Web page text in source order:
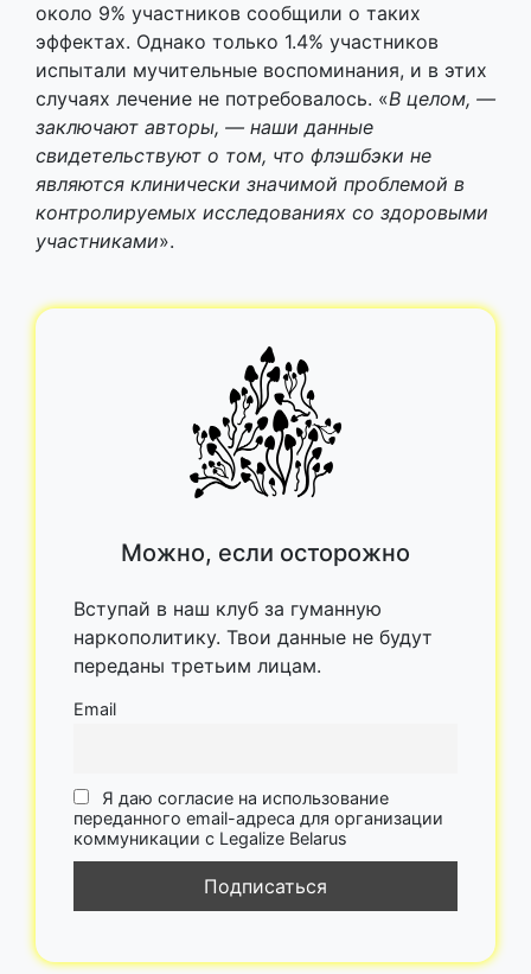
около 9% участников сообщили о таких
эффектах. Однако только 1.4% участников
испытали мучительные воспоминания, и в этих
случаях лечение не потребовалось. «В целом, —
заключают авторы, — наши данные
свидетельствуют о том, что флэшбэки не
являются клинически значимой проблемой в
контролируемых исследованиях со здоровыми
участниками».
Можно, если осторожно
Вступай в наш клуб за гуманную
наркополитику. Твои данные не будут
переданы третьим лицам.
Email
Я даю согласие на использование
переданного email-адреса для организации
коммуникации с Legalize Belarus